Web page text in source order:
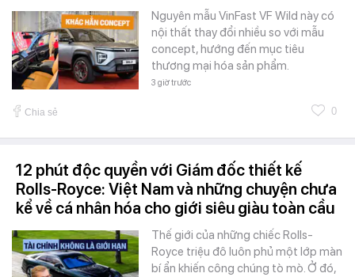
Nguyên mẫu VinFast VF Wild này có
nội thất thay đổi nhiều so với mẫu
concept, hướng đến mục tiêu
thương mại hóa sản phẩm.
3 giờ trước
Chia sẻ 0
12 phút độc quyền với Giám đốc thiết kế
Rolls-Royce: Việt Nam và những chuyện chưa
kể về cá nhân hóa cho giới siêu giàu toàn cầu
Thế giới của những chiếc Rolls-
Royce triệu đô luôn phủ một lớp màn
bí ẩn khiến công chúng tò mò. Ở đó,